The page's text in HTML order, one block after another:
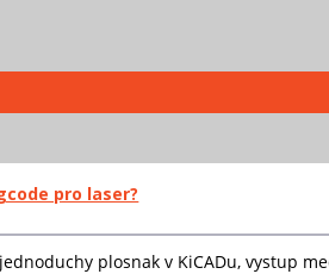
pro laser?
plosnak v KiCADu, vystup